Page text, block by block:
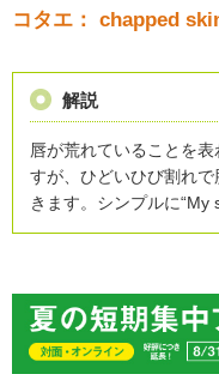
コタエ： chapped
解説
唇が荒れていることを表
すが、ひどいひび割れ
きます。シンプルに“My